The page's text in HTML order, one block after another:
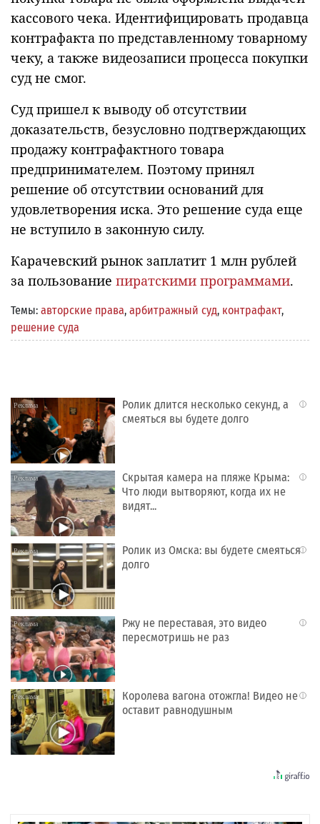
кассового чека. Идентифицировать продавца
контрафакта по представленному товарному
чеку, а также видеозаписи процесса покупки
суд не смог.
Суд пришел к выводу об отсутствии
доказательств, безусловно подтверждающих
продажу контрафактного товара
предпринимателем. Поэтому принял
решение об отсутствии оснований для
удовлетворения иска. Это решение суда еще
не вступило в законную силу.
Карачевский рынок заплатит 1 млн рублей
за пользование пиратскими программами.
Темы: авторские права, арбитражный суд, контрафакт,
решение суда
i
Ролик длится несколько секунд, а
смеяться вы будете долго
i
Скрытая камера на пляже Крыма:
Что люди вытворяют, когда их не
видят...
i
Ролик из Омска: вы будете смеяться
долго
i
Ржу не переставая, это видео
пересмотришь не раз
i
Королева вагона отожгла! Видео не
оставит равнодушным